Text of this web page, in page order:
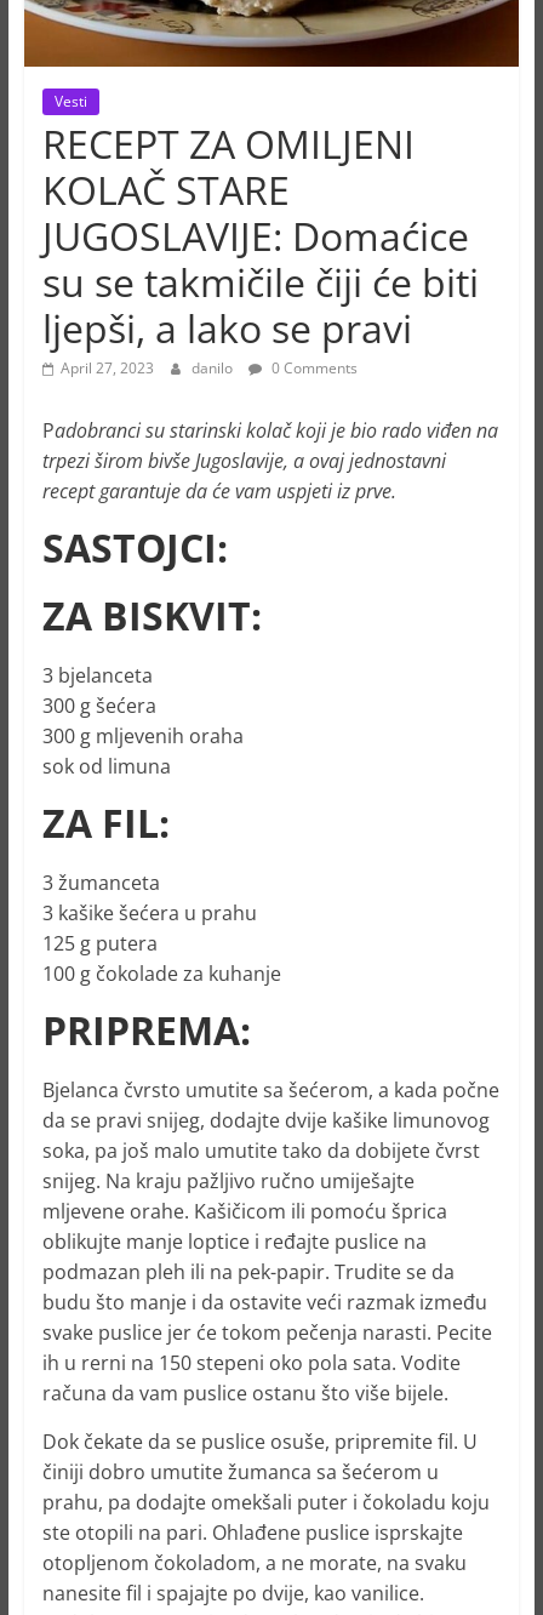
Vesti
RECEPT ZA OMILJENI
KOLAČ STARE
JUGOSLAVIJE: Domaćice
su se takmičile čiji će biti
ljepši, a lako se pravi
April 27, 2023 danilo 0 Comments
Padobranci su starinski kolač koji je bio rado viđen na
trpezi širom bivše Jugoslavije, a ovaj jednostavni
recept garantuje da će vam uspjeti iz prve.
SASTOJCI:
ZA BISKVIT:
3 bjelanceta
300 g šećera
300 g mljevenih oraha
sok od limuna
ZA FIL:
3 žumanceta
3 kašike šećera u prahu
125 g putera
100 g čokolade za kuhanje
PRIPREMA:
Bjelanca čvrsto umutite sa šećerom, a kada počne
da se pravi snijeg, dodajte dvije kašike limunovog
soka, pa još malo umutite tako da dobijete čvrst
snijeg. Na kraju pažljivo ručno umiješajte
mljevene orahe. Kašičicom ili pomoću šprica
oblikujte manje loptice i ređajte puslice na
podmazan pleh ili na pek-papir. Trudite se da
budu što manje i da ostavite veći razmak između
svake puslice jer će tokom pečenja narasti. Pecite
ih u rerni na 150 stepeni oko pola sata. Vodite
računa da vam puslice ostanu što više bijele.
Dok čekate da se puslice osuše, pripremite fil. U
činiji dobro umutite žumanca sa šećerom u
prahu, pa dodajte omekšali puter i čokoladu koju
ste otopili na pari. Ohlađene puslice isprskajte
otopljenom čokoladom, a ne morate, na svaku
nanesite fil i spajajte po dvije, kao vanilice.